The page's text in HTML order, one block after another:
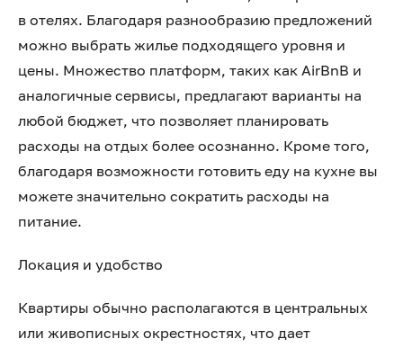
в отелях. Благодаря разнообразию предложений
можно выбрать жилье подходящего уровня и
цены. Множество платформ, таких как AirBnB и
аналогичные сервисы, предлагают варианты на
любой бюджет, что позволяет планировать
расходы на отдых более осознанно. Кроме того,
благодаря возможности готовить еду на кухне вы
можете значительно сократить расходы на
питание.
Локация и удобство
Квартиры обычно располагаются в центральных
или живописных окрестностях, что дает